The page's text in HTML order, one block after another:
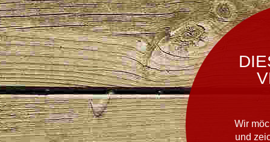
Wir
und